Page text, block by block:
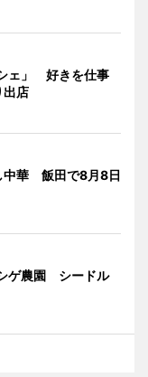
ェ」 好きを仕事
出店
中華 飯田で8月8日
ゲ農園 シードル